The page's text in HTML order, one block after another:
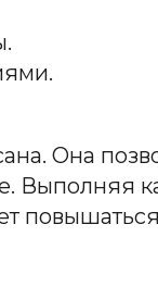
Она
Выполняя